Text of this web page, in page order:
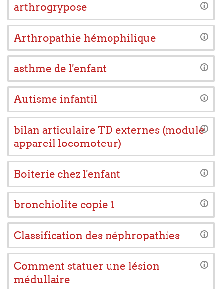
arthrogrypose
Arthropathie hémophilique
asthme de l'enfant
Autisme infantil
bilan articulaire TD externes (module
appareil locomoteur)
Boiterie chez l'enfant
bronchiolite copie 1
Classification des néphropathies
Comment statuer une lésion
médullaire